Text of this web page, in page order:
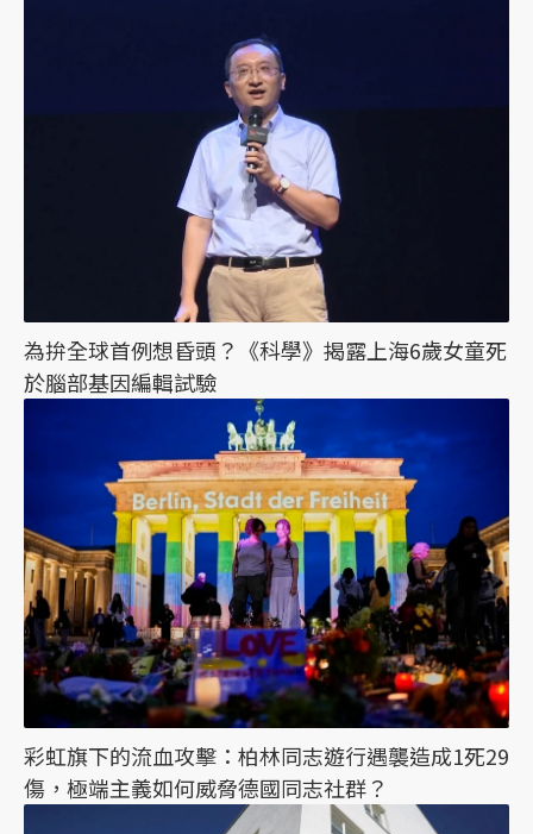
為拚全球首例想昏頭？《科學》揭露上海6歲女童死
於腦部基因編輯試驗
彩虹旗下的流血攻擊：柏林同志遊行遇襲造成1死29
傷，極端主義如何威脅德國同志社群？